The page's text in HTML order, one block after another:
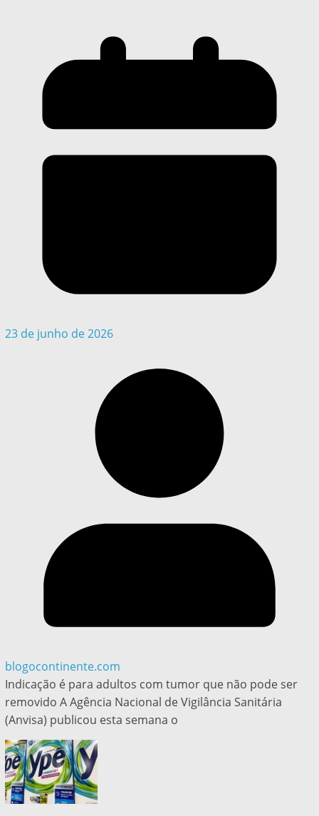
23 de junho de 2026
blogocontinente.com
Indicação é para adultos com tumor que não pode ser
removido A Agência Nacional de Vigilância Sanitária
(Anvisa) publicou esta semana o